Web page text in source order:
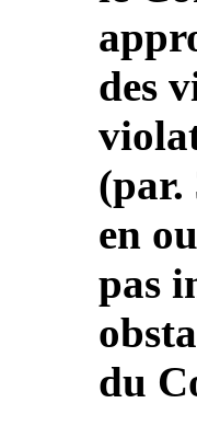
des
(par.
en
pas
du